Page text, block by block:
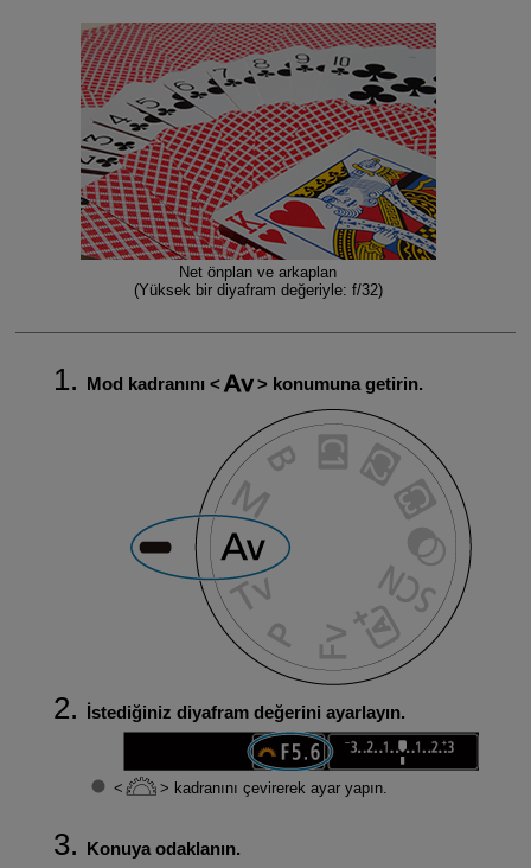
Net önplan ve arkaplan
(Yüksek bir diyafram değeriyle: f/32)
Mod kadranını konumuna getirin.
İstediğiniz diyafram değerini ayarlayın.
kadranını çevirerek ayar yapın.
Konuya odaklanın.